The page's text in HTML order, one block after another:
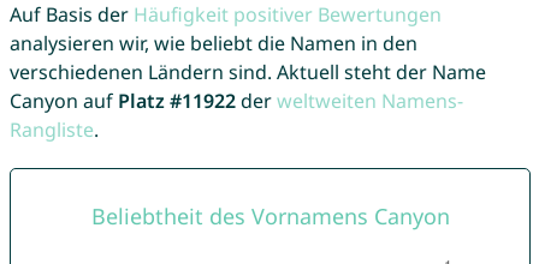
Auf Basis der Häufigkeit positiver Bewertungen
analysieren wir, wie beliebt die Namen in den
verschiedenen Ländern sind. Aktuell steht der Name
Canyon auf Platz #11922derweltweiten Namens-
Rangliste.